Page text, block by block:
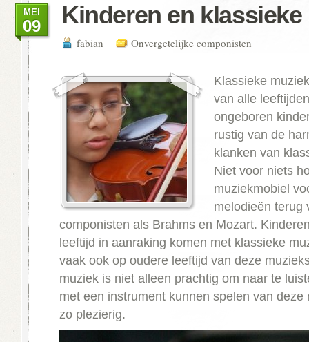
Kinderen en klassieke
fabian Onvergetelijke componisten
MEI
09
Klassieke
van alle
ongeboren
rustig van de
klanken van
Niet voor niets
muziekmobiel
melodieën terug
componisten als Brahms en Mozart.
leeftijd in aanraking komen met klassieke
vaak ook op oudere leeftijd van deze
muziek is niet alleen prachtig om naar te
met een instrument kunnen spelen van deze
zo plezierig.